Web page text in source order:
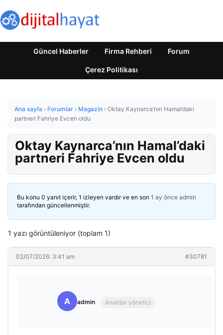
Güncel Haberler Firma Rehberi Forum
Çerez Politikası
Ana sayfa › Forumlar › Magazin › Oktay Kaynarca’nın Hamal’daki
partneri Fahriye Evcen oldu
Oktay Kaynarca’nın Hamal’daki
partneri Fahriye Evcen oldu
Bu konu 0 yanıt içerir, 1 izleyen vardır ve en son 1 ay önce admin
tarafından güncellenmiştir.
1 yazı görüntüleniyor (toplam 1)
02/07/2026: 3:41 am #30781
A admin Anahtar yönetici